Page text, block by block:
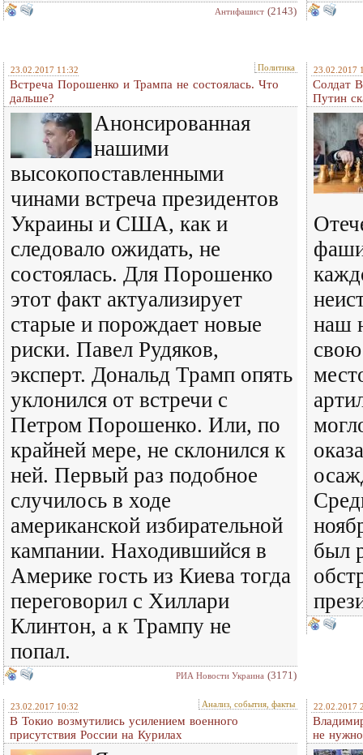
Антифашист (2143)
23.02.2017 11:32 Политика
Встреча Порошенко и Трампа не состоялась. Что
дальше?
Анонсированная
нашими
высокопоставленными
чинами встреча президентов
Украины и США, как и
следовало ожидать, не
состоялась. Для Порошенко
этот факт актуализирует
старые и порождает новые
риски. Павел Рудяков,
эксперт. Дональд Трамп опять
уклонился от встречи с
Петром Порошенко. Или, по
крайней мере, не склонился к
ней. Первый раз подобное
случилось в ходе
американской избирательной
кампании. Находившийся в
Америке гость из Киева тогда
переговорил с Хиллари
Клинтон, а к Трампу не
попал.
РИА Новости Украина (3171)
23.02.2017
Солдат
Путин
наш
был
23.02.2017 10:32 Анализ, события, факты
В Токио возмутились усилением военного
присутствия России на Курилах
22.02.2017
не